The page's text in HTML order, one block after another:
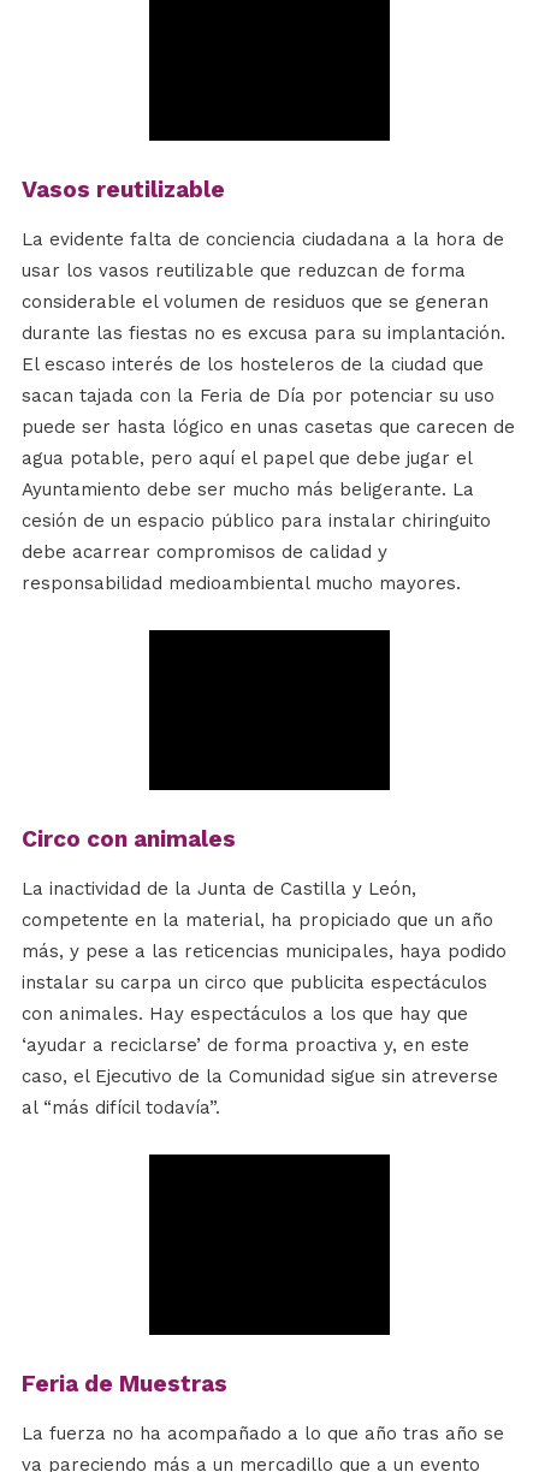
Vasos reutilizable
La evidente falta de conciencia ciudadana a la hora de
usar los vasos reutilizable que reduzcan de forma
considerable el volumen de residuos que se generan
durante las fiestas no es excusa para su implantación.
El escaso interés de los hosteleros de la ciudad que
sacan tajada con la Feria de Día por potenciar su uso
puede ser hasta lógico en unas casetas que carecen de
agua potable, pero aquí el papel que debe jugar el
Ayuntamiento debe ser mucho más beligerante. La
cesión de un espacio público para instalar chiringuito
debe acarrear compromisos de calidad y
responsabilidad medioambiental mucho mayores.
Circo con animales
La inactividad de la Junta de Castilla y León,
competente en la material, ha propiciado que un año
más, y pese a las reticencias municipales, haya podido
instalar su carpa un circo que publicita espectáculos
con animales. Hay espectáculos a los que hay que
‘ayudar a reciclarse’ de forma proactiva y, en este
caso, el Ejecutivo de la Comunidad sigue sin atreverse
al “más difícil todavía”.
Feria de Muestras
La fuerza no ha acompañado a lo que año tras año se
va pareciendo más a un mercadillo que a un evento